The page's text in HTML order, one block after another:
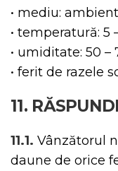
• mediu:
• temperatură: 5
• umiditate: 50 –
• ferit de razele
11.
11.1. Vânzătorul
daune de orice